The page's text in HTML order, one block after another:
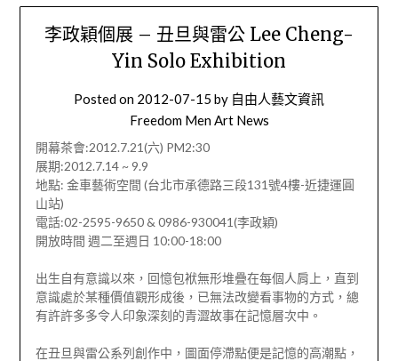
李政穎個展 – 丑旦與雷公 Lee Cheng-
Yin Solo Exhibition
Posted on 2012-07-15 by 自由人藝文資訊
Freedom Men Art News
開幕茶會:2012.7.21(六) PM2:30
展期:2012.7.14 ~ 9.9
地點: 金車藝術空間 (台北市承德路三段131號4樓-近捷運圓
山站)
電話:02-2595-9650 & 0986-930041(李政穎)
開放時間 週二至週日 10:00-18:00
出生自有意識以來，回憶包袱無形堆疊在每個人肩上，直到
意識處於某種價值觀形成後，已無法改變看事物的方式，總
有許許多多令人印象深刻的青澀故事在記憶層次中。
在丑旦與雷公系列創作中，圖面停滯點便是記憶的高潮點，